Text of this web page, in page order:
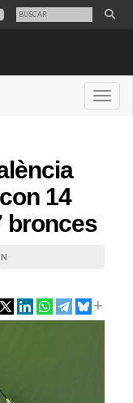
14
bronces